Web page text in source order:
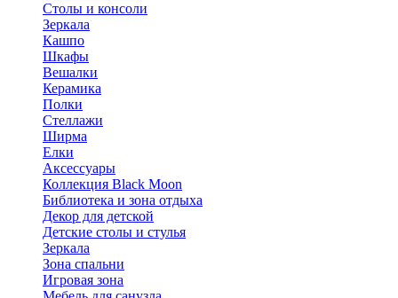
Столы и консоли
Зеркала
Кашпо
Шкафы
Вешалки
Керамика
Полки
Стеллажи
Ширма
Елки
Аксессуары
Коллекция Black Moon
Библиотека и зона отдыха
Декор для детской
Детские столы и стулья
Зеркала
Зона спальни
Игровая зона